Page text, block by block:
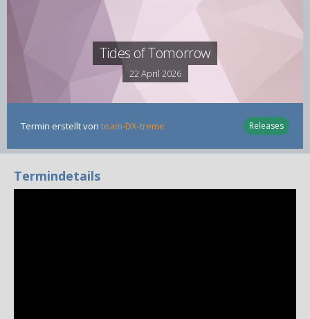
Tides of Tomorrow
22 April 2026
Termin erstellt von team-DX-treme Releases
Termindetails